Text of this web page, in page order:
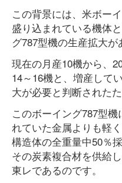
この背景には、米ボー
盛り込まれている機体
グ787型機の生産拡大が
現在の月産10機から、
14～16機と、増産して
大が必要と判断された
このボーイング787型
れていた金属よりも軽
構造体の全重量中50％
その炭素複合材を供給
東レであるのです。